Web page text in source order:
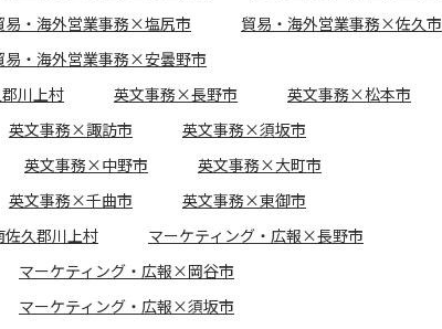
易・海外営業事務×塩尻市
貿易・海外営業事務×佐久市
易・海外営業事務×安曇野市
川上村 英文事務×長野市
英文事務×松本市
英文事務×諏訪市
英文事務×須坂市
英文事務×中野市
英文事務×大町市
英文事務×千曲市
英文事務×東御市
久郡川上村
マーケティング・広報×長野市
マーケティング・広報×岡谷市
マーケティング・広報×須坂市